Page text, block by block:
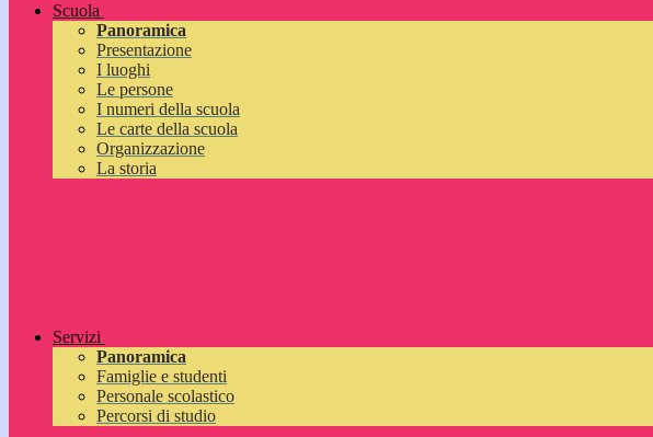
Scuola
Panoramica
Presentazione
I luoghi
Le persone
I numeri della scuola
Le carte della scuola
Organizzazione
La storia
Servizi
Panoramica
Famiglie e studenti
Personale scolastico
Percorsi di studio